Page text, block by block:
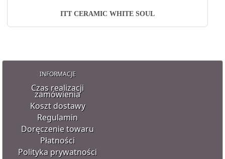
ITT CERAMIC WHITE SOUL
INFORMACJE
Czas realizacji
zamówienia
Koszt dostawy
Regulamin
Doręczenie towaru
Płatności
Polityka prywatności